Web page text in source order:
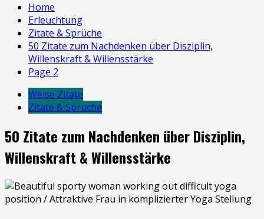
Home
Erleuchtung
Zitate & Sprüche
50 Zitate zum Nachdenken über Disziplin,
Willenskraft & Willensstärke
Page 2
Weise Zitate
Zitate & Sprüche
50 Zitate zum Nachdenken über Disziplin,
Willenskraft & Willensstärke